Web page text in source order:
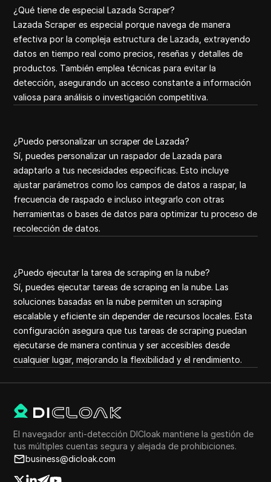
¿Qué tiene de especial Lazada Scraper?
Lazada Scraper es especial porque navega de manera
efectiva por la compleja estructura de Lazada, extrayendo
datos en tiempo real como precios, reseñas y detalles de
productos. También emplea técnicas para evitar la
detección, asegurando un acceso constante a información
valiosa para análisis o investigación competitiva.
¿Puedo personalizar un scraper de Lazada?
Sí, puedes personalizar un raspador de Lazada para
adaptarlo a tus necesidades específicas. Esto incluye
ajustar parámetros como los campos de datos a raspar, la
frecuencia de raspado e incluso integrarlo con otras
herramientas o bases de datos para optimizar tu proceso de
recolección de datos.
¿Puedo ejecutar la tarea de scraping en la nube?
Sí, puedes ejecutar tareas de scraping en la nube. Las
soluciones basadas en la nube permiten un scraping
escalable y eficiente sin depender de recursos locales. Esta
configuración asegura que tus tareas de scraping puedan
ejecutarse de manera continua y ser accesibles desde
cualquier lugar, mejorando la flexibilidad y el rendimiento.
El navegador anti-detección DICloak mantiene la gestión de
tus múltiples cuentas segura y alejada de prohibiciones.
business@dicloak.com